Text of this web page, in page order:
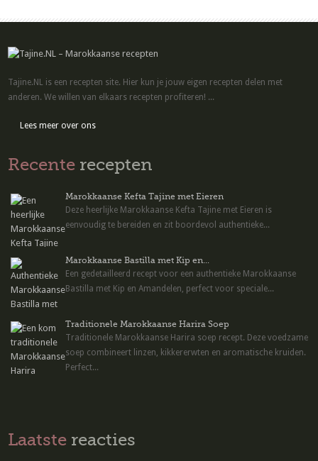
Tajine.NL is een recepten site. Hier kun je jouw eigen recepten delen met
anderen. We willen van elkaars recepten profiteren! ...
Lees meer over ons
Recente recepten
Marokkaanse Kefta Tajine met Eieren
Deze heerlijke Marokkaanse Kefta Tajine met Eieren is
eenvoudig te bereiden en zit boordevol authentieke...
Marokkaanse Bastilla met Kip en...
Een gedetailleerd recept voor een authentieke Marokkaanse
Bastilla met Kip en Amandelen, perfect voor speciale...
Traditionele Marokkaanse Harira Soep
Traditionele Marokkaanse Harira soep recept. Deze voedzame
soep combineert linzen, kikkererwten en aromatische kruiden.
Perfect...
Laatste reacties